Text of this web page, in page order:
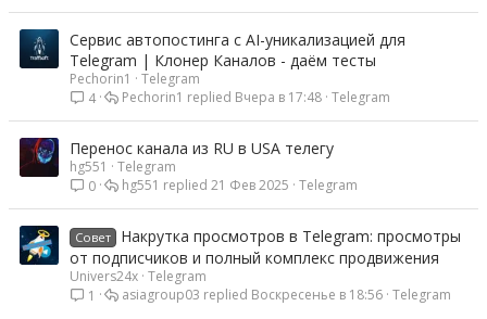
Сервис автопостинга с AI-уникализацией для
Telegram | Клонер Каналов - даём тесты
Pechorin1
Telegram
4
Telegram
Вчера в 17:48
Pechorin1
Перенос канала из RU в USA телегу
hg551
Telegram
0
Telegram
21 Фев 2025
hg551
Совет
Накрутка просмотров в Telegram: просмотры
от подписчиков и полный комплекс продвижения
Univers24x Telegram
1
Telegram
Воскресенье в 18:56
asiagroup03